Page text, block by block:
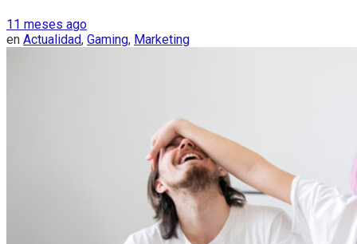
11 meses ago
en Actualidad, Gaming, Marketing